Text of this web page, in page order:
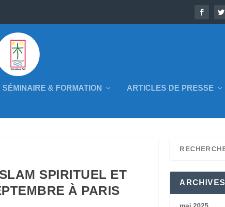
SÉMINAIRE & FORMATION ARTICLES DE PRESSE
SPIRITUEL ET
À PARIS
ARCHIVES